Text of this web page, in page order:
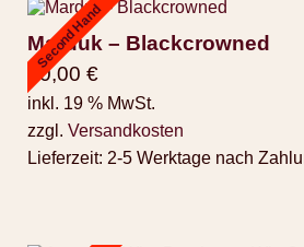
Second Hand
Marduk – Blackcrowned
30,00 €
inkl. 19 % MwSt.
zzgl. Versandkosten
Lieferzeit: 2-5 Werktage nach